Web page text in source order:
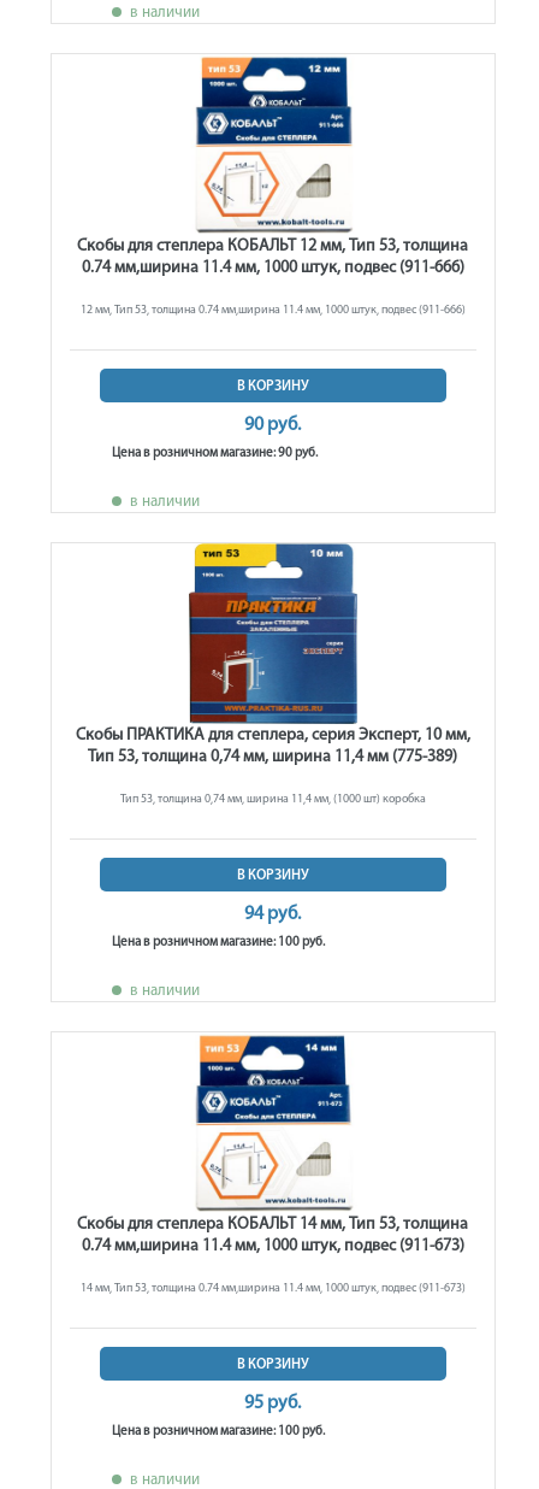
в наличии
Скобы для степлера КОБАЛЬТ 12 мм, Тип 53, толщина
0.74 мм,ширина 11.4 мм, 1000 штук, подвес (911-666)
12 мм, Тип 53, толщина 0.74 мм,ширина 11.4 мм, 1000 штук, подвес (911-666)
В КОРЗИНУ
90 руб.
Цена в розничном магазине: 90 руб.
в наличии
Скобы ПРАКТИКА для степлера, серия Эксперт, 10 мм,
Тип 53, толщина 0,74 мм, ширина 11,4 мм (775-389)
Тип 53, толщина 0,74 мм, ширина 11,4 мм, (1000 шт) коробка
В КОРЗИНУ
94 руб.
Цена в розничном магазине: 100 руб.
в наличии
Скобы для степлера КОБАЛЬТ 14 мм, Тип 53, толщина
0.74 мм,ширина 11.4 мм, 1000 штук, подвес (911-673)
14 мм, Тип 53, толщина 0.74 мм,ширина 11.4 мм, 1000 штук, подвес (911-673)
В КОРЗИНУ
95 руб.
Цена в розничном магазине: 100 руб.
в наличии